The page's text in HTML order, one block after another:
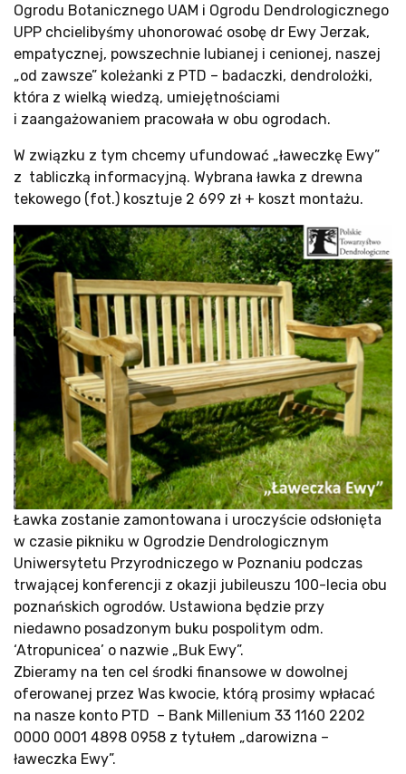
Ogrodu Botanicznego UAM i Ogrodu Dendrologicznego
UPP chcielibyśmy uhonorować osobę dr Ewy Jerzak,
empatycznej, powszechnie lubianej i cenionej, naszej
„od zawsze” koleżanki z PTD – badaczki, dendrolożki,
która z wielką wiedzą, umiejętnościami
i zaangażowaniem pracowała w obu ogrodach.
W związku z tym chcemy ufundować „ławeczkę Ewy”
z tabliczką informacyjną. Wybrana ławka z drewna
tekowego (fot.) kosztuje 2 699 zł + koszt montażu.
Ławka zostanie zamontowana i uroczyście odsłonięta
w czasie pikniku w Ogrodzie Dendrologicznym
Uniwersytetu Przyrodniczego w Poznaniu podczas
trwającej konferencji z okazji jubileuszu 100-lecia obu
poznańskich ogrodów. Ustawiona będzie przy
niedawno posadzonym buku pospolitym odm.
‘Atropunicea’ o nazwie „Buk Ewy”.
Zbieramy na ten cel środki finansowe w dowolnej
oferowanej przez Was kwocie, którą prosimy wpłacać
na nasze konto PTD – Bank Millenium 33 1160 2202
0000 0001 4898 0958 z tytułem „darowizna –
ławeczka Ewy”.